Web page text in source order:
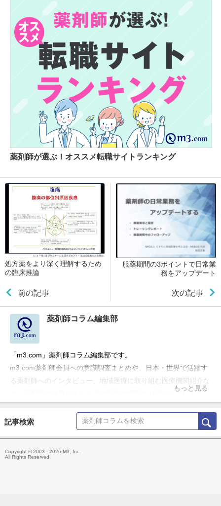
薬剤師が選ぶ！オススメ転職サイトランキング
処方薬をより深く理解するため
の臨床推論
前の記事
服薬期間の3ポイントで日常業
務をアップデート
次の記事
薬剤師コラム編集部
「m3.com」薬剤師コラム編集部です。
m3.com薬剤師会員への意識調査まとめや、日本・世界で活躍す
る薬剤師へのインタビュー、地域医療に取り組む医療機関紹介な
ど、薬剤師の仕事やキャリアに役立つ情報をお届けしています。
もっと見る
記事検索
Copyright © 2003 - 2026 M3, Inc.
All Rights Reserved.